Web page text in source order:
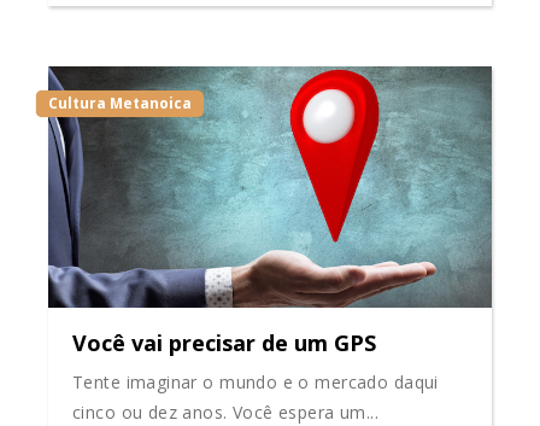
Cultura Metanoica
Você vai precisar de um GPS
Tente imaginar o mundo e o mercado daqui
cinco ou dez anos. Você espera um...